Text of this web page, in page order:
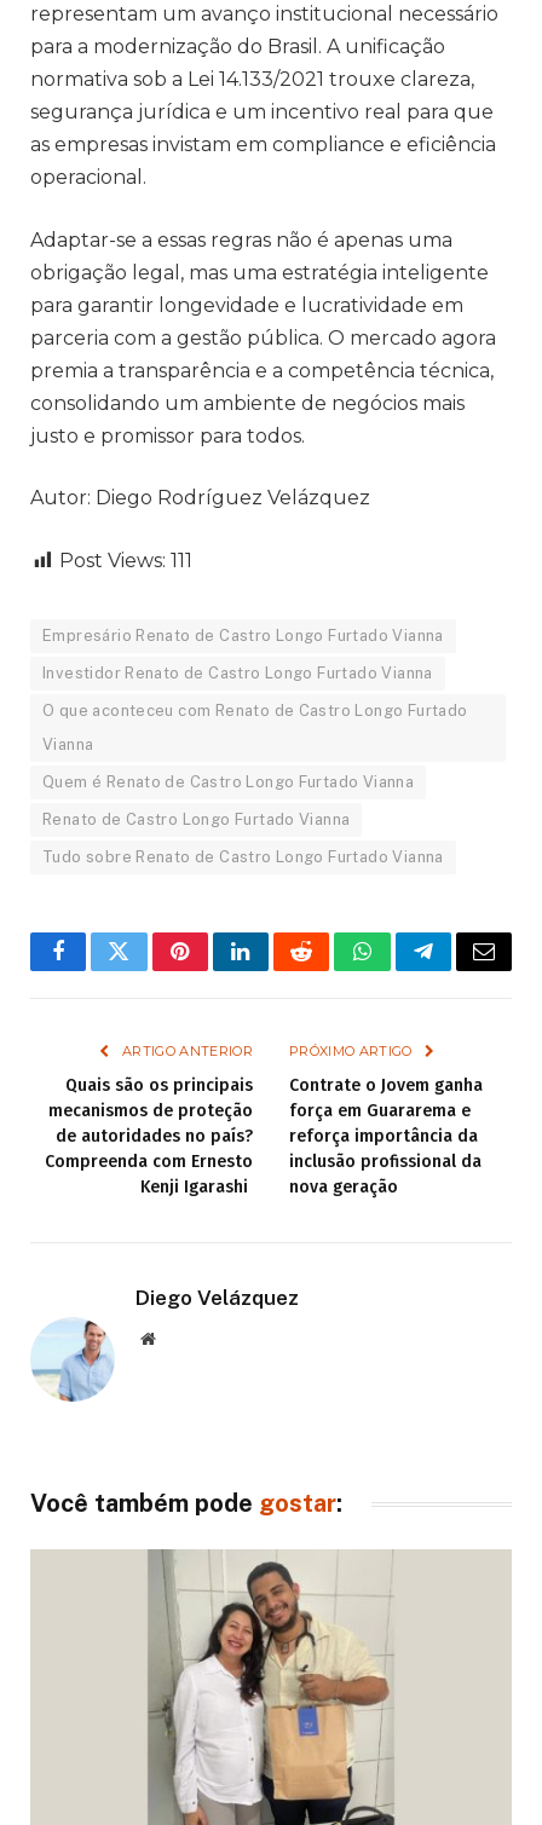
representam um avanço institucional necessário
para a modernização do Brasil. A unificação
normativa sob a Lei 14.133/2021 trouxe clareza,
segurança jurídica e um incentivo real para que
as empresas invistam em compliance e eficiência
operacional.
Adaptar-se a essas regras não é apenas uma
obrigação legal, mas uma estratégia inteligente
para garantir longevidade e lucratividade em
parceria com a gestão pública. O mercado agora
premia a transparência e a competência técnica,
consolidando um ambiente de negócios mais
justo e promissor para todos.
Autor: Diego Rodríguez Velázquez
Post Views: 111
Empresário Renato de Castro Longo Furtado Vianna
Investidor Renato de Castro Longo Furtado Vianna
O que aconteceu com Renato de Castro Longo Furtado
Vianna
Quem é Renato de Castro Longo Furtado Vianna
Renato de Castro Longo Furtado Vianna
Tudo sobre Renato de Castro Longo Furtado Vianna
FacebookTwitterPinterestLinkedInRedditWhatsAppTelegramEmail
ARTIGO ANTERIOR
Quais são os principais
mecanismos de proteção
de autoridades no país?
Compreenda com Ernesto
Kenji Igarashi
PRÓXIMO ARTIGO
Contrate o Jovem ganha
força em Guararema e
reforça importância da
inclusão profissional da
nova geração
Diego Velázquez
Website
Você também pode gostar: